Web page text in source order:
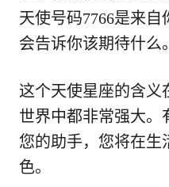
天使号码7766是来
会告诉你该期待什么。
这个天使星座的含义
世界中都非常强大。
您的助手，您将在生
色。